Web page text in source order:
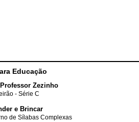
Educação
Zezinho
- Série C
e Brincar
de Sílabas Complexas